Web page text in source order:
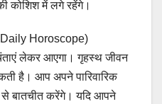
कोशिश में लगे रहेंगे।
Daily Horoscope)
लेकर आएगा। गृहस्थ जीवन
है। आप अपने पारिवारिक
बातचीत करेंगे। यदि आपने